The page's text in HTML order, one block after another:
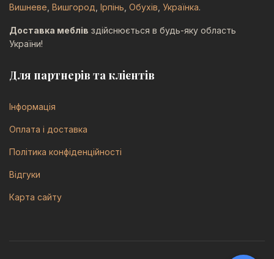
Вишневе Вишгород Ірпінь Обухів Українка.
Доставка меблів здійснюється в будь-яку область
України!
Для партнерів та клієнтів
Інформація
Оплата і доставка
Політика конфіденційності
Відгуки
Карта сайту